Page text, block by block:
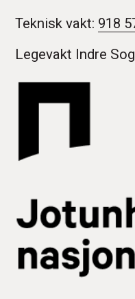
Teknisk vakt: 918
Legevakt Indre